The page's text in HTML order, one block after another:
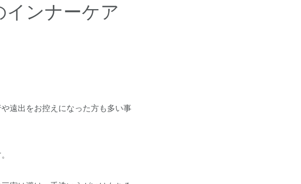
インナーケア
遠出をお控えになった方も多い事